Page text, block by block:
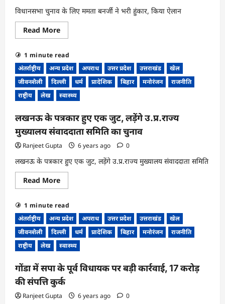
विधानसभा चुनाव के लिए ममता बनर्जी ने भरी हुंकार, किया ऐलान
Read MoreRead
more
विधानसभा
चुनाव
के
लिए
ममता
बनर्जी
ने
भरी
किया
ऐलान
1 minute read
अंतर्राष्ट्रीय
अन्य प्रदेश अपराध उत्तर प्रदेश उत्तराखंड
खेल
जीवनशैली
दिल्ली धर्म प्रादेशिक बिहार मनोरंजन
राजनीति
राष्ट्रीय
लेख स्वास्थ्य
लखनऊ के पत्रकार हुए एक जुट, लड़ेंगे उ.प्र.राज्य
मुख्यालय संवाददाता समिति का चुनाव
Ranjeet Gupta 6 years ago 0
लखनऊ के पत्रकार हुए एक जुट, लड़ेंगे उ.प्र.राज्य मुख्यालय संवाददाता समिति
Read MoreRead
more
लखनऊ
के
पत्रकार
हुए
एक
जुट,
लड़ेंगे
उ.प्र.राज्य
संवाददाता
समिति
का
चुनाव
1 minute read
अंतर्राष्ट्रीय
अन्य प्रदेश अपराध उत्तर प्रदेश उत्तराखंड
खेल
जीवनशैली
दिल्ली धर्म प्रादेशिक बिहार मनोरंजन
राजनीति
राष्ट्रीय
लेख स्वास्थ्य
गोंडा में सपा के पूर्व विधायक पर बड़ी कार्रवाई, 17 करोड़
की संपत्ति कुर्क
Ranjeet Gupta 6 years ago 0